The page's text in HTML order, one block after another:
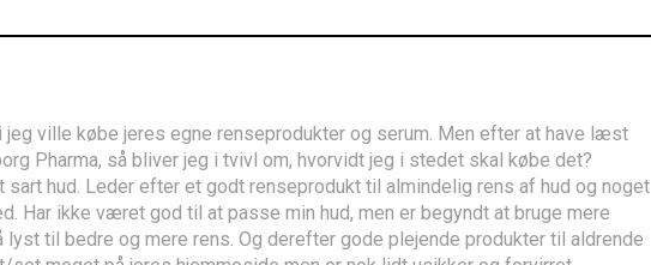
ville købe jeres egne renseprodukter og serum. Men efter at have læst
Pharma, så bliver jeg i tvivl om, hvorvidt jeg i stedet skal købe det?
sart hud. Leder efter et godt renseprodukt til almindelig rens af hud og noget
Har ikke været god til at passe min hud, men er begyndt at bruge mere
lyst til bedre og mere rens. Og derefter gode plejende produkter til aldrende